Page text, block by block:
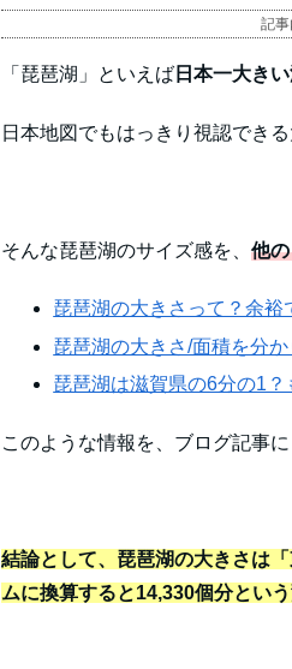
記事
「琵琶湖」といえば 日本一大きい
日本地図でもはっきり視認でき
そんな琵琶湖のサイズ感を、 他
琵琶湖の大きさって？余裕
琵琶湖の大きさ/面積を分
琵琶湖は滋賀県の6分の1
このような情報を、ブログ記事に
結論として、琵琶湖の大きさは
ムに換算すると14,330個分とい